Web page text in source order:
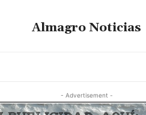
Almagro Noticias
- Advertisement -